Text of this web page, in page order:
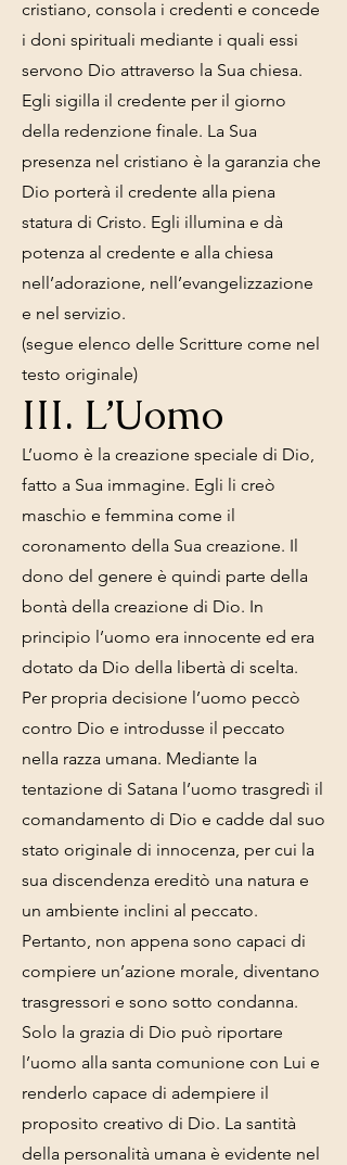
cristiano, consola i credenti e concede
i doni spirituali mediante i quali essi
servono Dio attraverso la Sua chiesa.
Egli sigilla il credente per il giorno
della redenzione finale. La Sua
presenza nel cristiano è la garanzia che
Dio porterà il credente alla piena
statura di Cristo. Egli illumina e dà
potenza al credente e alla chiesa
nell’adorazione, nell’evangelizzazione
e nel servizio.
(segue elenco delle Scritture come nel
testo originale)
III. L’Uomo
L’uomo è la creazione speciale di Dio,
fatto a Sua immagine. Egli li creò
maschio e femmina come il
coronamento della Sua creazione. Il
dono del genere è quindi parte della
bontà della creazione di Dio. In
principio l’uomo era innocente ed era
dotato da Dio della libertà di scelta.
Per propria decisione l’uomo peccò
contro Dio e introdusse il peccato
nella razza umana. Mediante la
tentazione di Satana l’uomo trasgredì il
comandamento di Dio e cadde dal suo
stato originale di innocenza, per cui la
sua discendenza ereditò una natura e
un ambiente inclini al peccato.
Pertanto, non appena sono capaci di
compiere un’azione morale, diventano
trasgressori e sono sotto condanna.
Solo la grazia di Dio può riportare
l’uomo alla santa comunione con Lui e
renderlo capace di adempiere il
proposito creativo di Dio. La santità
della personalità umana è evidente nel